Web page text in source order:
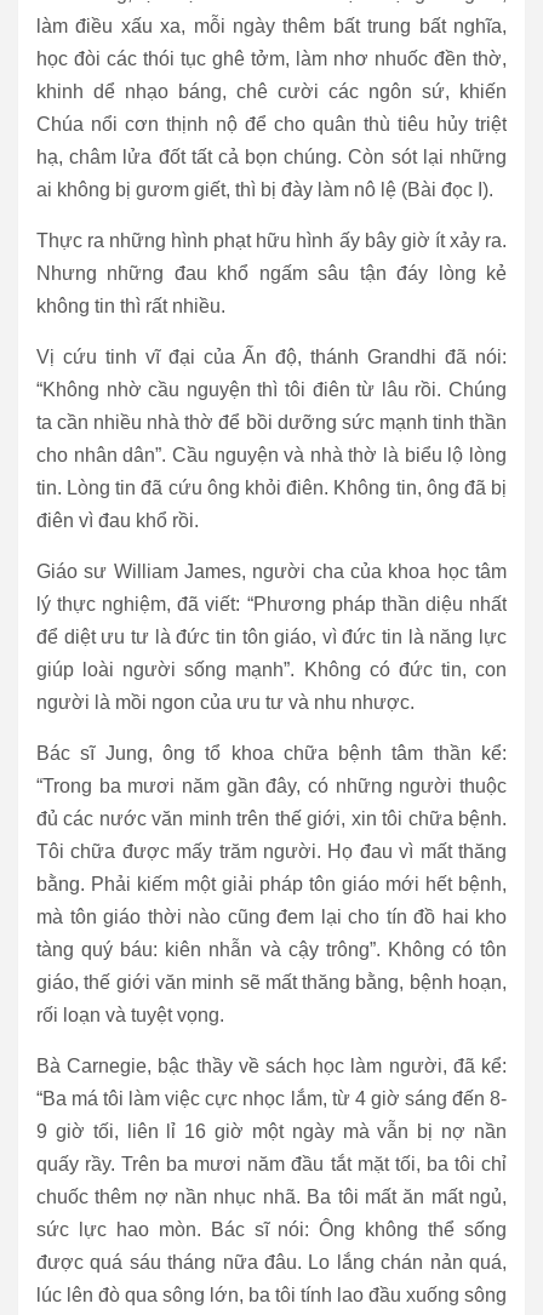
làm điều xấu xa, mỗi ngày thêm bất trung bất nghĩa,
học đòi các thói tục ghê tởm, làm nhơ nhuốc đền thờ,
khinh dể nhạo báng, chê cười các ngôn sứ, khiến
Chúa nổi cơn thịnh nộ để cho quân thù tiêu hủy triệt
hạ, châm lửa đốt tất cả bọn chúng. Còn sót lại những
ai không bị gươm giết, thì bị đày làm nô lệ (Bài đọc I).
Thực ra những hình phạt hữu hình ấy bây giờ ít xảy ra.
Nhưng những đau khổ ngấm sâu tận đáy lòng kẻ
không tin thì rất nhiều.
Vị cứu tinh vĩ đại của Ấn độ, thánh Grandhi đã nói:
“Không nhờ cầu nguyện thì tôi điên từ lâu rồi. Chúng
ta cần nhiều nhà thờ để bồi dưỡng sức mạnh tinh thần
cho nhân dân”. Cầu nguyện và nhà thờ là biểu lộ lòng
tin. Lòng tin đã cứu ông khỏi điên. Không tin, ông đã bị
điên vì đau khổ rồi.
Giáo sư William James, người cha của khoa học tâm
lý thực nghiệm, đã viết: “Phương pháp thần diệu nhất
để diệt ưu tư là đức tin tôn giáo, vì đức tin là năng lực
giúp loài người sống mạnh”. Không có đức tin, con
người là mồi ngon của ưu tư và nhu nhược.
Bác sĩ Jung, ông tổ khoa chữa bệnh tâm thần kể:
“Trong ba mươi năm gần đây, có những người thuộc
đủ các nước văn minh trên thế giới, xin tôi chữa bệnh.
Tôi chữa được mấy trăm người. Họ đau vì mất thăng
bằng. Phải kiếm một giải pháp tôn giáo mới hết bệnh,
mà tôn giáo thời nào cũng đem lại cho tín đồ hai kho
tàng quý báu: kiên nhẫn và cậy trông”. Không có tôn
giáo, thế giới văn minh sẽ mất thăng bằng, bệnh hoạn,
rối loạn và tuyệt vọng.
Bà Carnegie, bậc thầy về sách học làm người, đã kể:
“Ba má tôi làm việc cực nhọc lắm, từ 4 giờ sáng đến 8-
9 giờ tối, liên lỉ 16 giờ một ngày mà vẫn bị nợ nần
quấy rầy. Trên ba mươi năm đầu tắt mặt tối, ba tôi chỉ
chuốc thêm nợ nần nhục nhã. Ba tôi mất ăn mất ngủ,
sức lực hao mòn. Bác sĩ nói: Ông không thể sống
được quá sáu tháng nữa đâu. Lo lắng chán nản quá,
lúc lên đò qua sông lớn, ba tôi tính lao đầu xuống sông